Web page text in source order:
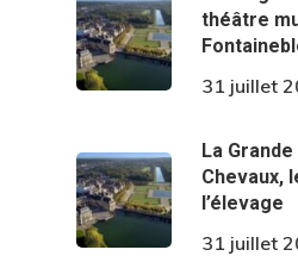
théâtre
31 juillet
La
Chevaux,
l’élevage
31 juillet